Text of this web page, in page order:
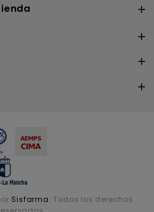




Sisfarma. Todos los derechos